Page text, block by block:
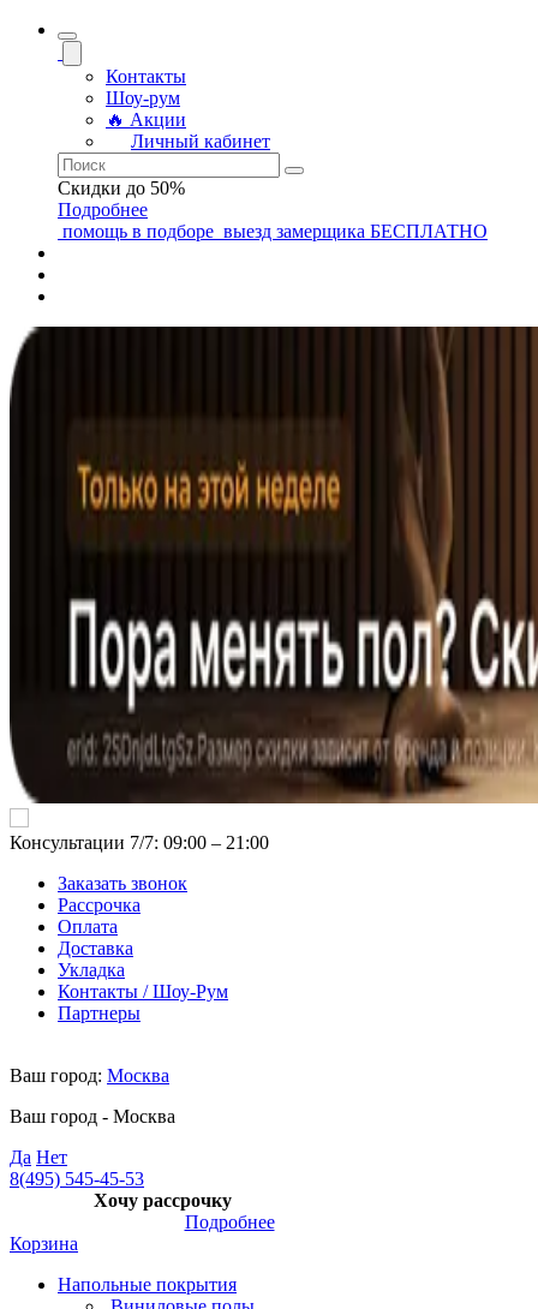
Контакты
Шоу-рум
🔥 Акции
Личный кабинет
Скидки до 50%
Подробнее
помощь в подборе выезд замерщика БЕСПЛАТНО
Консультации 7/7: 09:00 ‒ 21:00
Заказать звонок
Рассрочка
Оплата
Доставка
Укладка
Контакты / Шоу-Рум
Партнеры
Ваш город: Москва
Ваш город - Москва
Да Нет
8(495) 545-45-53
Хочу рассрочку
Подробнее
Корзина
Напольные покрытия